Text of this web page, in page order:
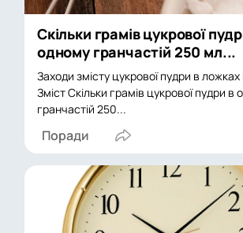
Скільки грамів цукрової
одному гранчастій 250 мл...
Заходи змісту цукрової пудри в ложках
Зміст Скільки грамів цукрової пудри в
гранчастій 250...
Поради